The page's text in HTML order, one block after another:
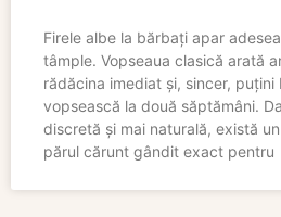
Firele albe la bărbați apar
tâmple. Vopseaua clasică arată
rădăcina imediat și, sincer,
vopsească la două săptămâni.
discretă și mai naturală, există
părul cărunt gândit exact pentru